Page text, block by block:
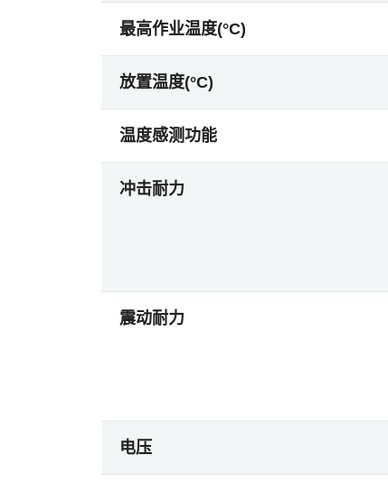
最高作业温度(°C)
放置温度(°C)
温度感测功能
冲击耐力
震动耐力
电压